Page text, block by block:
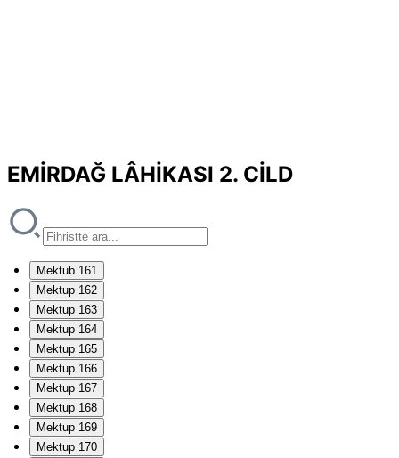
EMİRDAĞ LÂHİKASI 2. CİLD
Mektub 161
Mektup 162
Mektup 163
Mektup 164
Mektup 165
Mektup 166
Mektup 167
Mektup 168
Mektup 169
Mektup 170